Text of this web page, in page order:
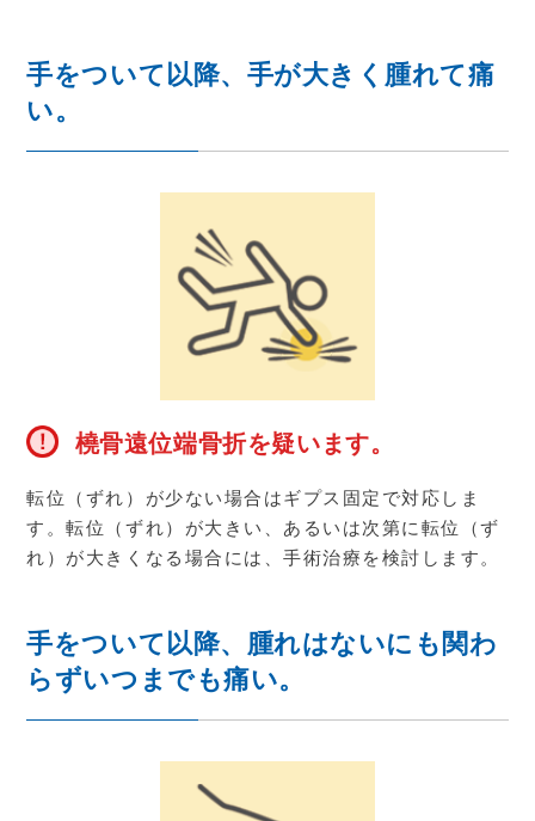
手をついて以降、手が大きく腫れて痛
い。
橈骨遠位端骨折を疑います。
転位（ずれ）が少ない場合はギプス固定で対応しま
す。転位（ずれ）が大きい、あるいは次第に転位（ず
れ）が大きくなる場合には、手術治療を検討します。
手をついて以降、腫れはないにも関わ
らずいつまでも痛い。